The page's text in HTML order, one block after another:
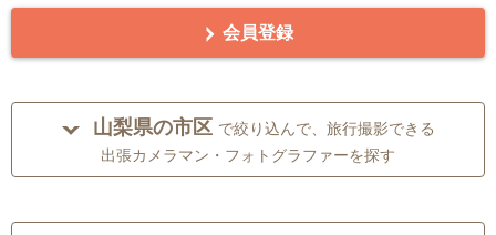
会員登録
山梨県の市区 で絞り込んで、旅行撮影できる
出張カメラマン・フォトグラファーを探す